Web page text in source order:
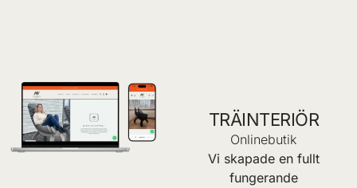
TRÄINTERIÖR
Onlinebutik
Vi skapade en fullt
fungerande